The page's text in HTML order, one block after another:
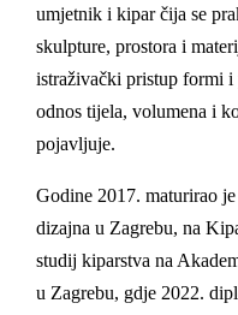
umjetnik i kipar čija se
skulpture, prostora i
istraživački pristup formi i
odnos tijela, volumena i
pojavljuje.
Godine 2017. maturirao
dizajna u Zagrebu, na
studij kiparstva na
u Zagrebu, gdje 2022.